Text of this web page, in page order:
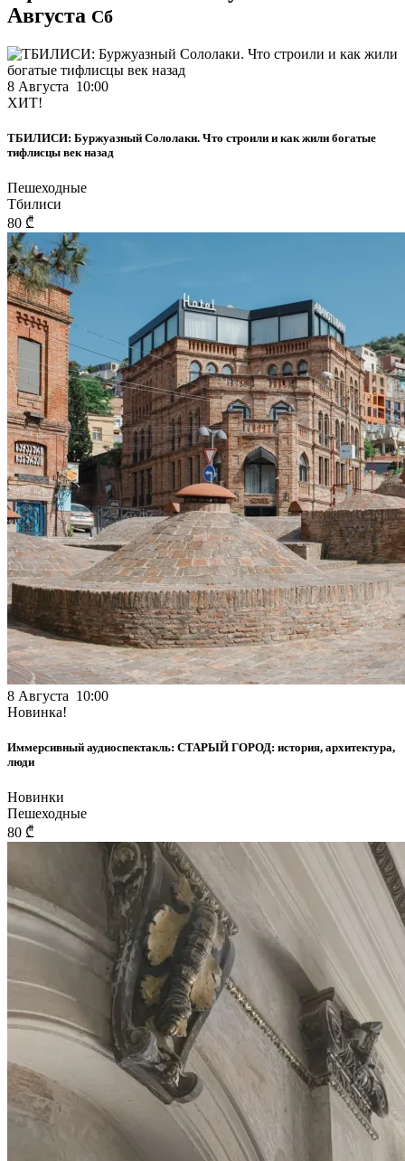
Августа Сб
8 Августа 10:00
ХИТ!
ТБИЛИСИ: Буржуазный Сололаки. Что строили и как жили богатые
тифлисцы век назад
Пешеходные
Тбилиси
80 ₾
8 Августа 10:00
Новинка!
Иммерсивный аудиоспектакль: СТАРЫЙ ГОРОД: история, архитектура,
люди
Новинки
Пешеходные
80 ₾